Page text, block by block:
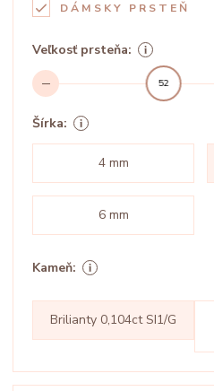
DÁMSKY PRSTEŇ
Veľkosť prsteňa:
52
Šírka:
4 mm
6 mm
Kameň:
Brilianty 0,104ct SI1/G